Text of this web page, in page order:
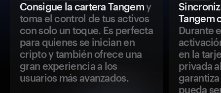
Consigue la cartera Tangemy
toma el control de tus activos
con solo un toque. Es perfecta
para quienes se inician en
cripto y también ofrece una
gran experiencia a los
usuarios más avanzados.
Tangem
Durante
en la
privada
pueda